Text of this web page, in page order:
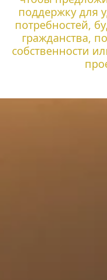
поддержку для
потребностей,
гражданства,
собственности